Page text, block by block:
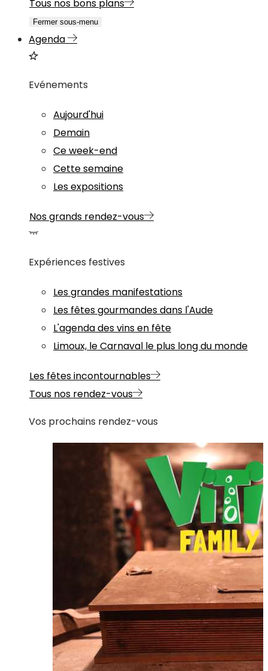
Tous nos bons plans
Fermer sous-menu
Agenda
Evénements
Aujourd'hui
Demain
Ce week-end
Cette semaine
Les expositions
Nos grands rendez-vous
Expériences festives
Les grandes manifestations
Les fêtes gourmandes dans l'Aude
L'agenda des vins en fête
Limoux, le Carnaval le plus long du monde
Les fêtes incontournables
Tous nos rendez-vous
Vos prochains rendez-vous